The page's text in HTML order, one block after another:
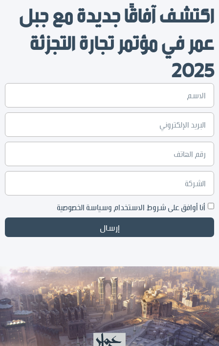
اكتشف آفاقًا جديدة مع جبل
عمر في مؤتمر تجارة التجزئة
2025
أنا أوافق على شروط الاستخدام وسياسة الخصوصية
إرسال